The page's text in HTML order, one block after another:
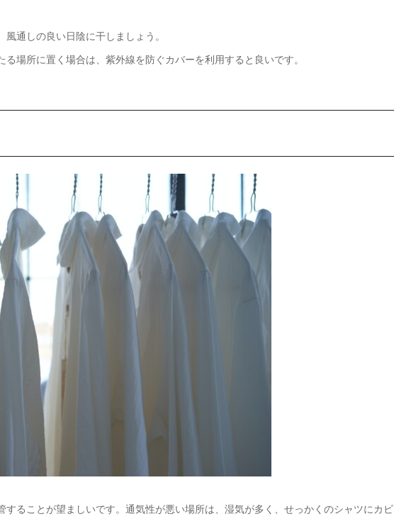
通しの良い日陰に干しましょう。
場所に置く場合は、紫外線を防ぐカバーを利用すると良いです。
することが望ましいです。通気性が悪い場所は、湿気が多く、せっかくのシャツにカビ